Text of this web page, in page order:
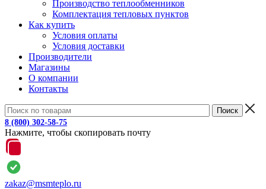
Производство теплообменников
Комплектация тепловых пунктов
Как купить
Условия оплаты
Условия доставки
Производители
Магазины
О компании
Контакты
8 (800) 302-58-75
Нажмите, чтобы скопировать почту
zakaz@msmteplo.ru